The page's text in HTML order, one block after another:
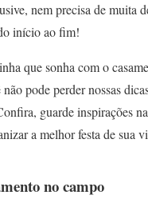
nem precisa de muita
início ao fim!
que sonha com o
pode perder nossas
guarde inspirações
a melhor festa de sua
no campo